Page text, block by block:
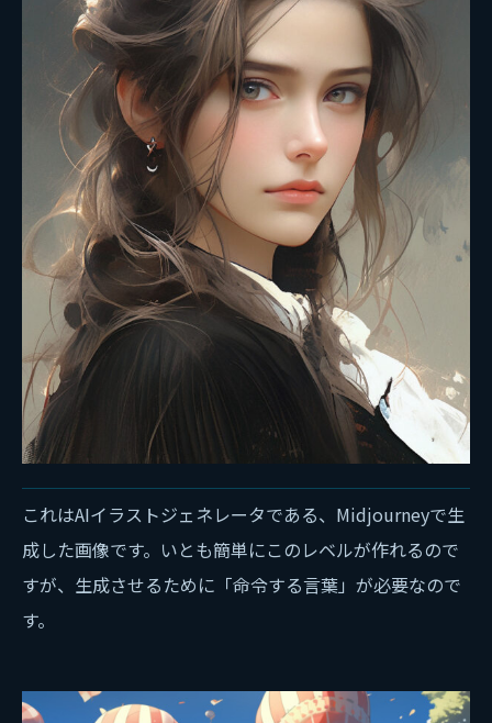
これはAIイラストジェネレータである、Midjourneyで生
成した画像です。いとも簡単にこのレベルが作れるので
すが、生成させるために「命令する言葉」が必要なので
す。